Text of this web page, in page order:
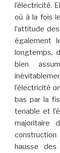
l’électricité.
où à la fois
l’attitude
également
longtemps,
bien
l’électricité
bas par la
tenable et
majoritaire
construction
hausse